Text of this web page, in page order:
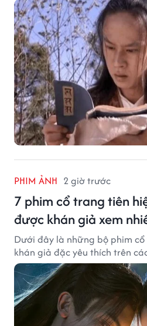
PHIM ẢNH 2 giờ trước
7 phim cổ trang tiên
được khán giả xem
Dưới đây là những bộ phim
khán giả đặc yêu thích trên